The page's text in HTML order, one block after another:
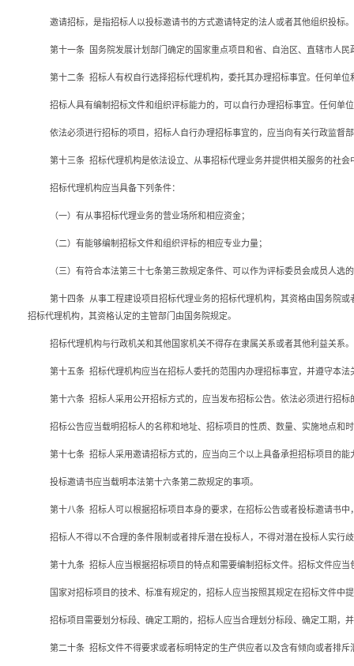
邀请招标，是指招标人以投标邀请书的方式邀请特定的法人或者其他组织投标。
第十一条 国务院发展计划部门确定的国家重点项目和省、自治区、直辖市人
第十二条 招标人有权自行选择招标代理机构，委托其办理招标事宜。任何单
招标人具有编制招标文件和组织评标能力的，可以自行办理招标事宜。任何单
依法必须进行招标的项目，招标人自行办理招标事宜的，应当向有关行政监督
第十三条 招标代理机构是依法设立、从事招标代理业务并提供相关服务的社会
招标代理机构应当具备下列条件：
（一）有从事招标代理业务的营业场所和相应资金；
（二）有能够编制招标文件和组织评标的相应专业力量；
（三）有符合本法第三十七条第三款规定条件、可以作为评标委员会成员人选
第十四条 从事工程建设项目招标代理业务的招标代理机构，其资格由国务院
招标代理机构，其资格认定的主管部门由国务院规定。
招标代理机构与行政机关和其他国家机关不得存在隶属关系或者其他利益关系。
第十五条 招标代理机构应当在招标人委托的范围内办理招标事宜，并遵守本法
第十六条 招标人采用公开招标方式的，应当发布招标公告。依法必须进行招
招标公告应当载明招标人的名称和地址、招标项目的性质、数量、实施地点和
第十七条 招标人采用邀请招标方式的，应当向三个以上具备承担招标项目的
投标邀请书应当载明本法第十六条第二款规定的事项。
第十八条 招标人可以根据招标项目本身的要求，在招标公告或者投标邀请书
招标人不得以不合理的条件限制或者排斥潜在投标人，不得对潜在投标人实行
第十九条 招标人应当根据招标项目的特点和需要编制招标文件。招标文件应
国家对招标项目的技术、标准有规定的，招标人应当按照其规定在招标文件中
招标项目需要划分标段、确定工期的，招标人应当合理划分标段、确定工期，
第二十条 招标文件不得要求或者标明特定的生产供应者以及含有倾向或者排斥